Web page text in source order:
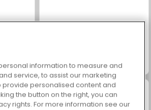
Grand Mahjong Connect
information to measure and
service, to assist our marketing
personalised content and
the button on the right, you can
rights. For more information see our